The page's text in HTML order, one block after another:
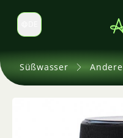
Sprache wechseln
Süßwasser Andere